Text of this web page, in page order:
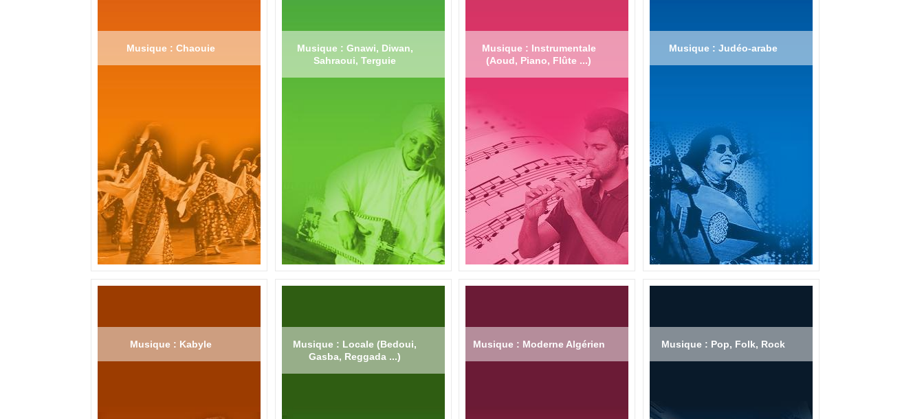
Musique : Chaouie
Musique : Gnawi, Diwan,
Sahraoui, Terguie
Musique : Instrumentale
(Aoud, Piano, Flûte ...)
Musique : Judéo-arabe
Musique : Kabyle
Musique : Locale (Bedoui,
Gasba, Reggada ...)
Musique : Moderne Algérien Musique : Pop, Folk, Rock